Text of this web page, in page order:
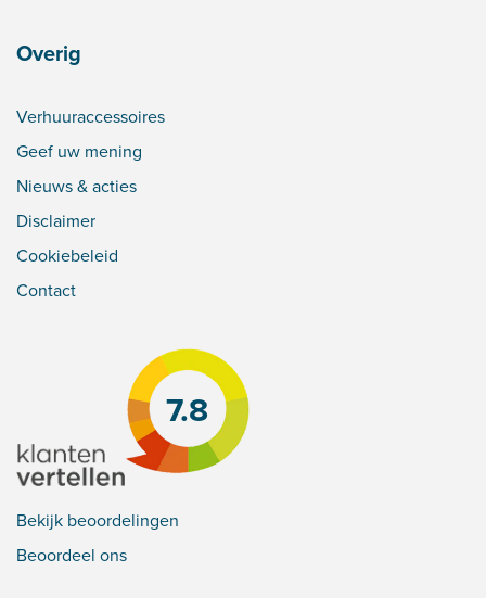
Overig
Verhuuraccessoires
Geef uw mening
Nieuws & acties
Disclaimer
Cookiebeleid
Contact
7.8
Bekijk beoordelingen
Beoordeel ons